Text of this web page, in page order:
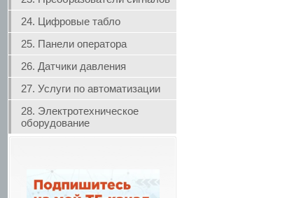
24. Цифровые табло
25. Панели оператора
26. Датчики давления
27. Услуги по автоматизации
28. Электротехническое
оборудование